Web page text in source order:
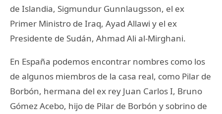
de Islandia, Sigmundur Gunnlaugsson, el ex
Primer Ministro de Iraq, Ayad Allawi y el ex
Presidente de Sudán, Ahmad Ali al-Mirghani.
En España podemos encontrar nombres como los
de algunos miembros de la casa real, como Pilar de
Borbón, hermana del ex rey Juan Carlos I, Bruno
Gómez Acebo, hijo de Pilar de Borbón y sobrino de